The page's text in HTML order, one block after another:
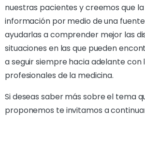
nuestras pacientes y creemos que
información por medio de una
ayudarlas a comprender mejor las
situaciones en las que pueden
a seguir siempre hacia adelante con
profesionales de la medicina.
Si deseas saber más sobre el tema
proponemos te invitamos a